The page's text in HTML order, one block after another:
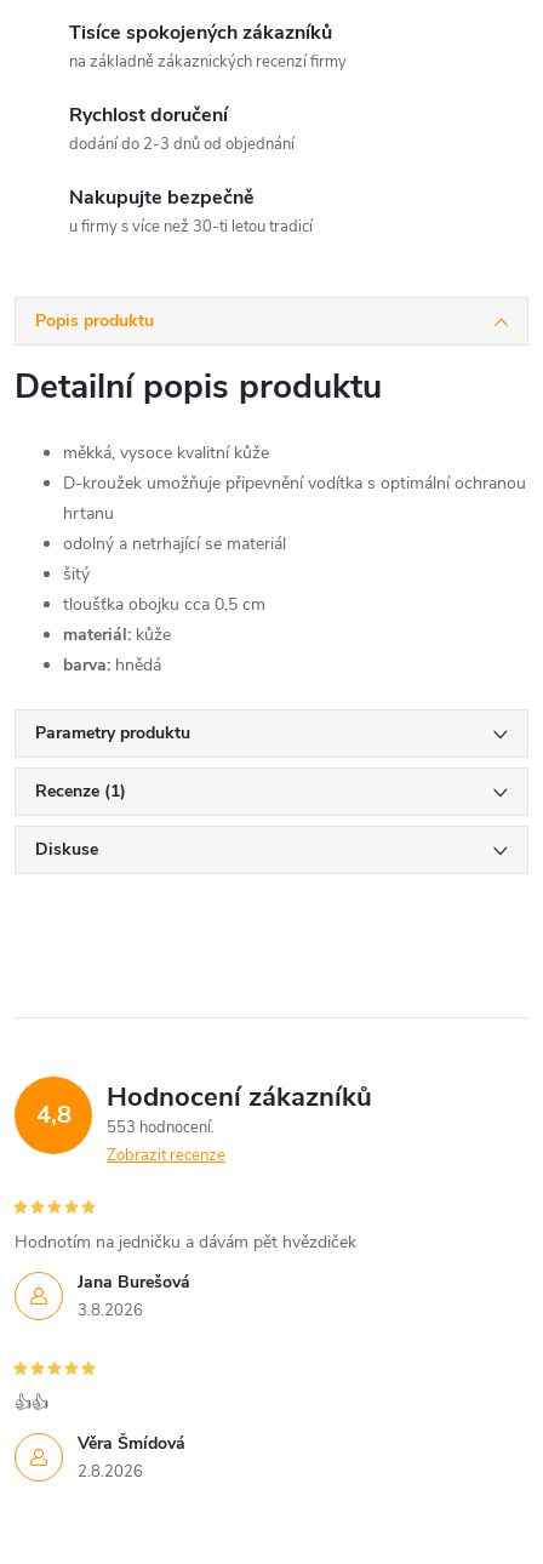
Tisíce spokojených zákazníků
na základně zákaznických recenzí firmy
Rychlost doručení
dodání do 2-3 dnů od objednání
Nakupujte bezpečně
u firmy s více než 30-ti letou tradicí
Popis produktu
Detailní popis produktu
měkká, vysoce kvalitní kůže
D-kroužek umožňuje připevnění vodítka s optimální ochranou
hrtanu
odolný a netrhající se materiál
šitý
tloušťka obojku cca 0,5 cm
materiál: kůže
barva: hnědá
Parametry produktu
Recenze (1)
Diskuse
4,8 Hodnocení zákazníků
553 hodnocení
Zobrazit recenze
Jana Burešová
3.8.2026
Hodnotím na jedničku a dávám pět hvězdiček
Věra Šmídová
2.8.2026
👍👍